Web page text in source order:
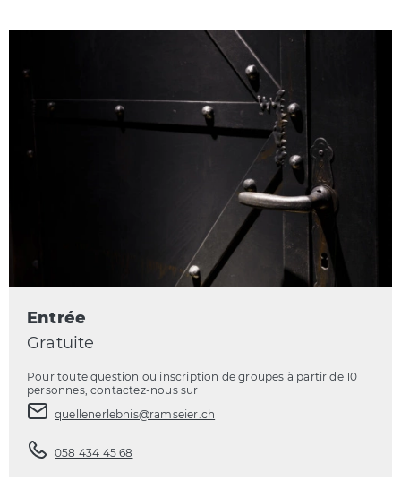
Entrée
Gratuite
Pour toute question ou inscription de groupes à partir de 10
personnes, contactez-nous sur
quellenerlebnis@ramseier.ch
058 434 45 68